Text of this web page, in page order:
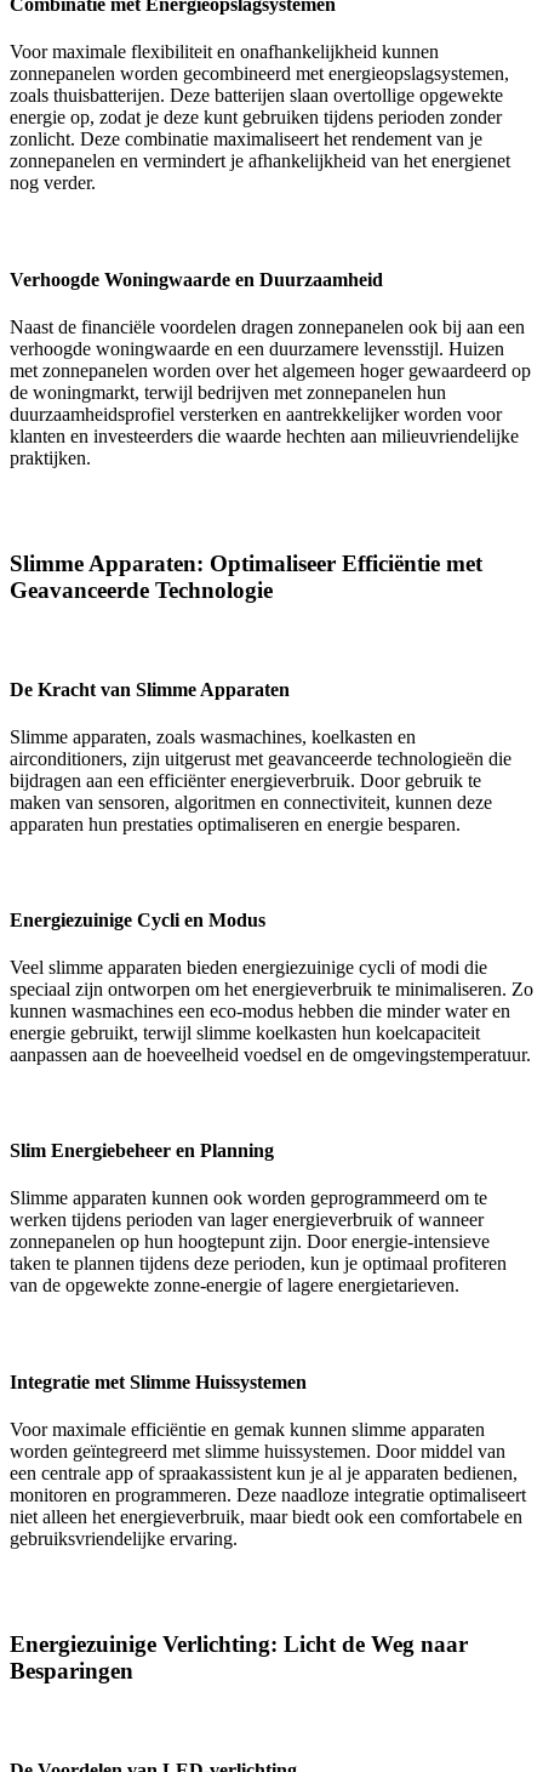
Combinatie met Energieopslagsystemen
Voor maximale flexibiliteit en onafhankelijkheid kunnen
zonnepanelen worden gecombineerd met energieopslagsystemen,
zoals thuisbatterijen. Deze batterijen slaan overtollige opgewekte
energie op, zodat je deze kunt gebruiken tijdens perioden zonder
zonlicht. Deze combinatie maximaliseert het rendement van je
zonnepanelen en vermindert je afhankelijkheid van het energienet
nog verder.
Verhoogde Woningwaarde en Duurzaamheid
Naast de financiële voordelen dragen zonnepanelen ook bij aan een
verhoogde woningwaarde en een duurzamere levensstijl. Huizen
met zonnepanelen worden over het algemeen hoger gewaardeerd op
de woningmarkt, terwijl bedrijven met zonnepanelen hun
duurzaamheidsprofiel versterken en aantrekkelijker worden voor
klanten en investeerders die waarde hechten aan milieuvriendelijke
praktijken.
Slimme Apparaten: Optimaliseer Efficiëntie met
Geavanceerde Technologie
De Kracht van Slimme Apparaten
Slimme apparaten, zoals wasmachines, koelkasten en
airconditioners, zijn uitgerust met geavanceerde technologieën die
bijdragen aan een efficiënter energieverbruik. Door gebruik te
maken van sensoren, algoritmen en connectiviteit, kunnen deze
apparaten hun prestaties optimaliseren en energie besparen.
Energiezuinige Cycli en Modus
Veel slimme apparaten bieden energiezuinige cycli of modi die
speciaal zijn ontworpen om het energieverbruik te minimaliseren. Zo
kunnen wasmachines een eco-modus hebben die minder water en
energie gebruikt, terwijl slimme koelkasten hun koelcapaciteit
aanpassen aan de hoeveelheid voedsel en de omgevingstemperatuur.
Slim Energiebeheer en Planning
Slimme apparaten kunnen ook worden geprogrammeerd om te
werken tijdens perioden van lager energieverbruik of wanneer
zonnepanelen op hun hoogtepunt zijn. Door energie-intensieve
taken te plannen tijdens deze perioden, kun je optimaal profiteren
van de opgewekte zonne-energie of lagere energietarieven.
Integratie met Slimme Huissystemen
Voor maximale efficiëntie en gemak kunnen slimme apparaten
worden geïntegreerd met slimme huissystemen. Door middel van
een centrale app of spraakassistent kun je al je apparaten bedienen,
monitoren en programmeren. Deze naadloze integratie optimaliseert
niet alleen het energieverbruik, maar biedt ook een comfortabele en
gebruiksvriendelijke ervaring.
Energiezuinige Verlichting: Licht de Weg naar
Besparingen